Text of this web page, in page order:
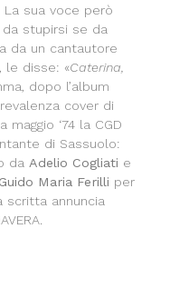
La sua voce però
da stupirsi se da
da un cantautore
le disse: «Caterina,
dopo l’album
cover di
‘74 la CGD
di Sassuolo:
da Adelio Cogliati e
Guido Maria Ferilli per
scritta annuncia